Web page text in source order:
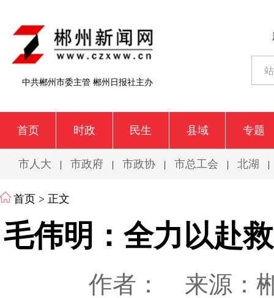
中共郴州市委主管 郴州日报社主办
首页 时政 民生 县域 专题
市人大 | 市政府 | 市政协 | 市总工会 | 北湖 |
首页 > 正文
毛伟明：全力以赴
作者： 来源：